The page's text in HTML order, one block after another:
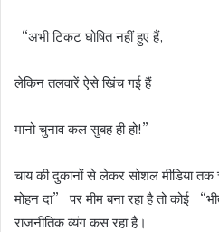
“अभी टिकट घोषित नहीं हुए हैं,
लेकिन तलवारें ऐसे खिंच गई हैं
मानो चुनाव कल सुबह ही हो!”
चाय की दुकानों से लेकर सोशल मीडिया तक
मोहन दा” पर मीम बना रहा है तो कोई
राजनीतिक व्यंग कस रहा है।